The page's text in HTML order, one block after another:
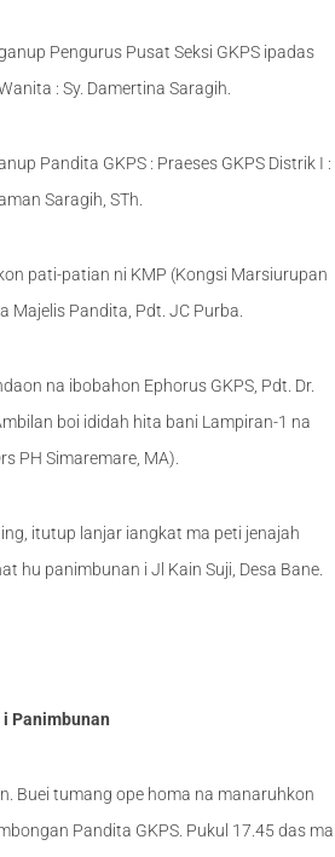
Pengurus Pusat Seksi GKPS ipadas
: Sy. Damertina Saragih.
Pandita GKPS : Praeses GKPS Distrik I :
Saragih, STh.
pati-patian ni KMP (Kongsi Marsiurupan
Majelis Pandita, Pdt. JC Purba.
na ibobahon Ephorus GKPS, Pdt. Dr.
boi ididah hita bani Lampiran-1 na
PH Simaremare, MA).
itutup lanjar iangkat ma peti jenajah
hu panimbunan i Jl Kain Suji, Desa Bane.
i Panimbunan
Buei tumang ope homa na manaruhkon
Pandita GKPS. Pukul 17.45 das ma